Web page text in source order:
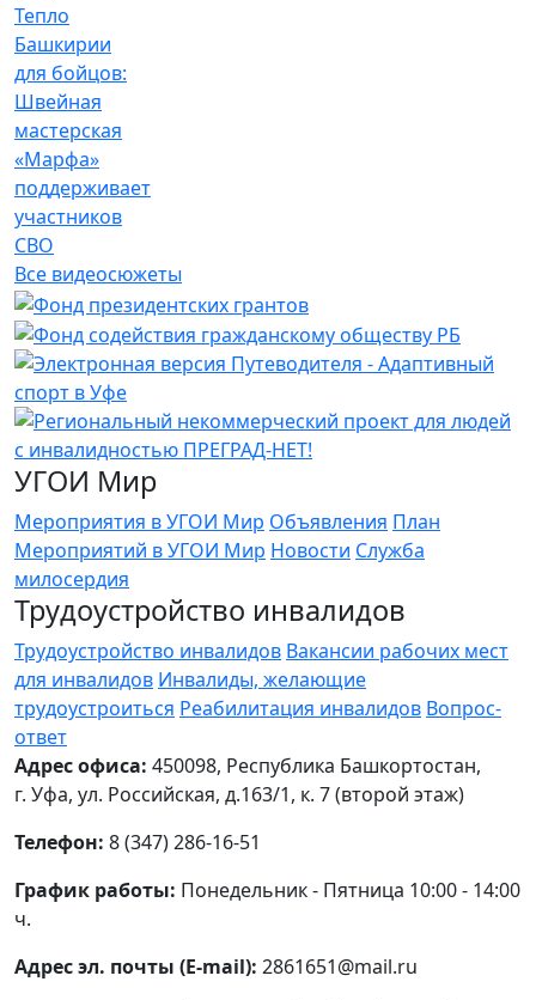
Тепло
Башкирии
для бойцов:
Швейная
мастерская
«Марфа»
поддерживает
участников
СВО
Все видеосюжеты
УГОИ Мир
Мероприятия в УГОИ Мир Объявления План
Мероприятий в УГОИ Мир Новости Служба
милосердия
Трудоустройство инвалидов
Трудоустройство инвалидов Вакансии рабочих мест
для инвалидов Инвалиды, желающие
трудоустроиться Реабилитация инвалидов Вопрос-
ответ
Адрес офиса: 450098, Республика Башкортостан,
г. Уфа, ул. Российская, д.163/1, к. 7 (второй этаж)
Телефон: 8 (347) 286-16-51
График работы: Понедельник - Пятница 10:00 - 14:00
ч.
Адрес эл. почты (E-mail): 2861651@mail.ru